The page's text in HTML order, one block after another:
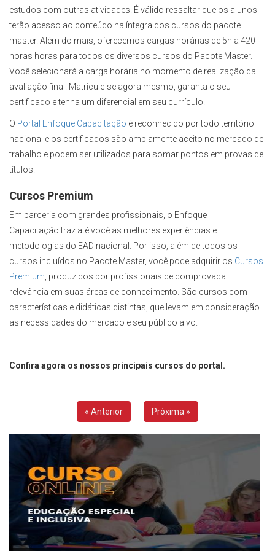
estudos com outras atividades. É válido ressaltar que os alunos
terão acesso ao conteúdo na íntegra dos cursos do pacote
master. Além do mais, oferecemos cargas horárias de 5h a 420
horas horas para todos os diversos cursos do Pacote Master.
Você selecionará a carga horária no momento de realização da
avaliação final. Matricule-se agora mesmo, garanta o seu
certificado e tenha um diferencial em seu currículo.
O Portal Enfoque Capacitação é reconhecido por todo território
nacional e os certificados são amplamente aceito no mercado de
trabalho e podem ser utilizados para somar pontos em provas de
títulos.
Cursos Premium
Em parceria com grandes profissionais, o Enfoque
Capacitação traz até você as melhores experiências e
metodologias do EAD nacional. Por isso, além de todos os
cursos incluídos no Pacote Master, você pode adquirir os Cursos
Premium , produzidos por profissionais de comprovada
relevância em suas áreas de conhecimento. São cursos com
características e didáticas distintas, que levam em consideração
as necessidades do mercado e seu público alvo.
Confira agora os nossos principais cursos do portal.
« Anterior Próxima »